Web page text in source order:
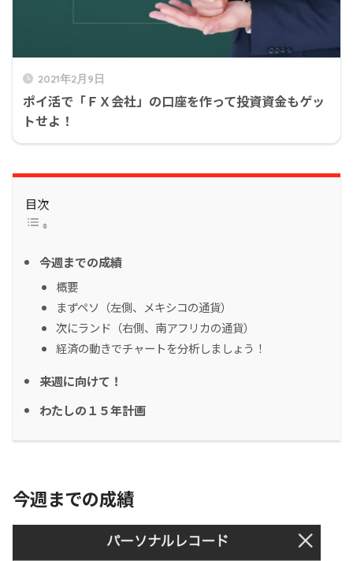
2021年2月9日
ポイ活で「ＦＸ会社」の口座を作って投資資金もゲッ
トせよ！
目次
今週までの成績
概要
まずペソ（左側、メキシコの通貨）
次にランド（右側、南アフリカの通貨）
経済の動きでチャートを分析しましょう！
来週に向けて！
わたしの１５年計画
今週までの成績